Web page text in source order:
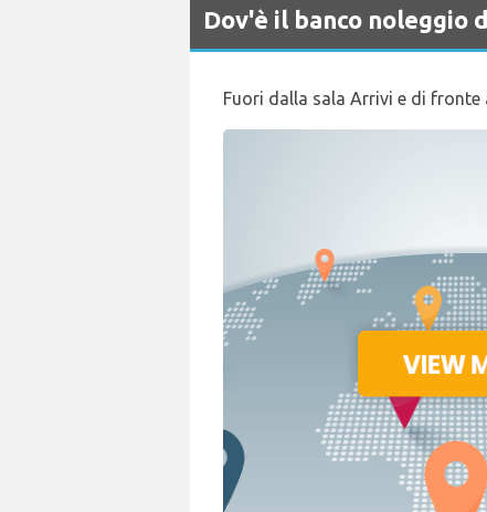
Dov'è il banco noleggio
Fuori dalla sala Arrivi e di fronte